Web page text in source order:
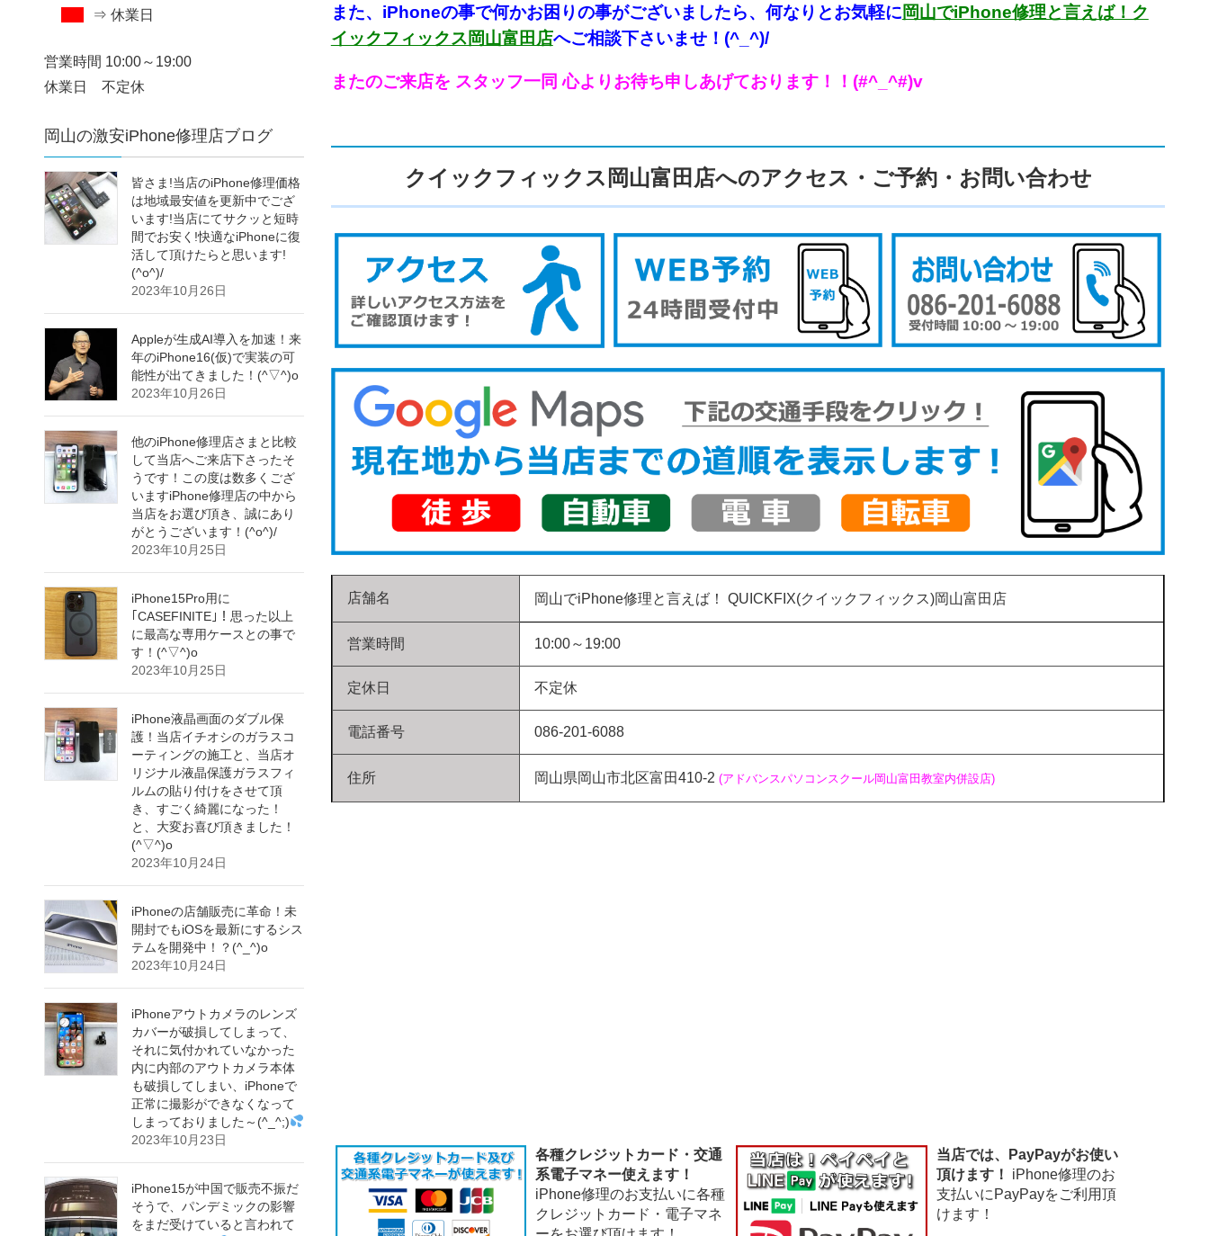
また、iPhoneの事で何かお困りの事がございましたら、何なりとお気軽に岡山でiPhone修理と言えば！ク
イックフィックス岡山富田店へご相談下さいませ！(^_^)/
またのご来店を スタッフ一同 心よりお待ち申しあげております！！(#^_^#)v
クイックフィックス岡山富田店へのアクセス・ご予約・お問い合わせ
店舗名 岡山でiPhone修理と言えば！ QUICKFIX(クイックフィックス)岡山富田店
営業時間 10:00～19:00
定休日 不定休
電話番号 086-201-6088
住所 岡山県岡山市北区富田410-2 (アドバンスパソコンスクール岡山富田教室内併設店)
各種クレジットカード・交通
系電子マネー使えます！
iPhone修理のお支払いに各種
クレジットカード・電子マネ
当店では、PayPayがお使い
頂けます！ iPhone修理のお
支払いにPayPayをご利用頂
けます！
⇒ 休業日
営業時間 10:00～19:00
休業日 不定休
岡山の激安iPhone修理店ブログ
皆さま!当店のiPhone修理価格
は地域最安値を更新中でござ
います!当店にてサクッと短時
間でお安く!快適なiPhoneに復
活して頂けたらと思います!
(^o^)/
2023年10月26日
Appleが生成AI導入を加速！来
年のiPhone16(仮)で実装の可
能性が出てきました！(^▽^)o
2023年10月26日
他のiPhone修理店さまと比較
して当店へご来店下さったそ
うです！この度は数多くござ
いますiPhone修理店の中から
当店をお選び頂き、誠にあり
がとうございます！(^o^)/
2023年10月25日
iPhone15Pro用に
｢CASEFINITE｣！思った以上
に最高な専用ケースとの事で
す！(^▽^)o
2023年10月25日
iPhone液晶画面のダブル保
護！当店イチオシのガラスコ
ーティングの施工と、当店オ
リジナル液晶保護ガラスフィ
ルムの貼り付けをさせて頂
き、すごく綺麗になった！
と、大変お喜び頂きました！
(^▽^)o
2023年10月24日
iPhoneの店舗販売に革命！未
開封でもiOSを最新にするシス
テムを開発中！？(^_^)o
2023年10月24日
iPhoneアウトカメラのレンズ
カバーが破損してしまって、
それに気付かれていなかった
内に内部のアウトカメラ本体
も破損してしまい、iPhoneで
正常に撮影ができなくなって
しまっておりました～(^_^;)
2023年10月23日
iPhone15が中国で販売不振だ
そうで、パンデミックの影響
をまだ受けていると言われて